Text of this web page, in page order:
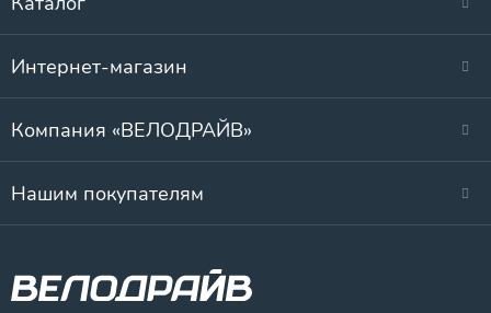
Интернет-магазин
Компания «ВЕЛОДРАЙВ»
Нашим покупателям